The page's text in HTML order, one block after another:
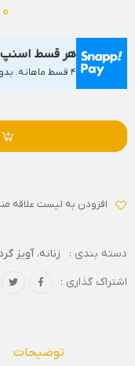
هر قسط
۴ قسط ماهانه. بدون سود، چک و ضامن.
افزودن به لیست علاقه
دسته بندی : زنانه،آویز
اشتراک گذاری :
توضیحات